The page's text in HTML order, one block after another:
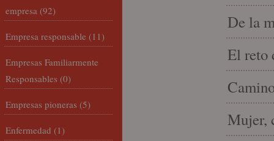
De la
El reto
Mujer,
empresa (92)
Empresa responsable (11)
Empresas Familiarmente
Responsables (0)
Empresas pioneras (5)
Enfermedad (1)